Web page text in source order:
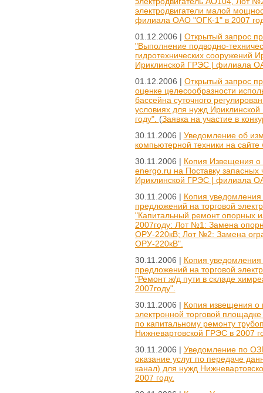
электродвигатели малой
филиала ОАО "ОГК-1" в 2007
01.12.2006 | Открытый запрос
"Выполнение подводно-
гидротехнических сооружений
Ириклинской ГРЭС | филиала
01.12.2006 | Открытый запрос
оценке целесообразности
бассейна суточного
условиях для нужд
году". (Заявка на участие в
30.11.2006 | Уведомление об
компьютерной техники на
30.11.2006 | Копия Извещения о
energo.ru на Поставку
Ириклинской ГРЭС | филиала
30.11.2006 | Копия уведомления
предложений на торговой
"Капитальный ремонт опорных
2007году: Лот №1: Замена
ОРУ-220кВ; Лот №2: Замена
ОРУ-220кВ".
30.11.2006 | Копия уведомления
предложений на торговой
"Ремонт ж/д пути в складе
2007году".
30.11.2006 | Копия извещения о
электронной торговой
по капитальному ремонту
Нижневартовской ГРЭС в 2007
30.11.2006 | Уведомление по
оказание услуг по передаче
канал) для нужд
2007 году.